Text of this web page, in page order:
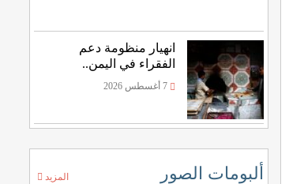
انهيار منظومة دعم
الفقراء في اليمن..
وتهاوي المساعدات7 أغسطس 2026
ألبومات الصور المزيد